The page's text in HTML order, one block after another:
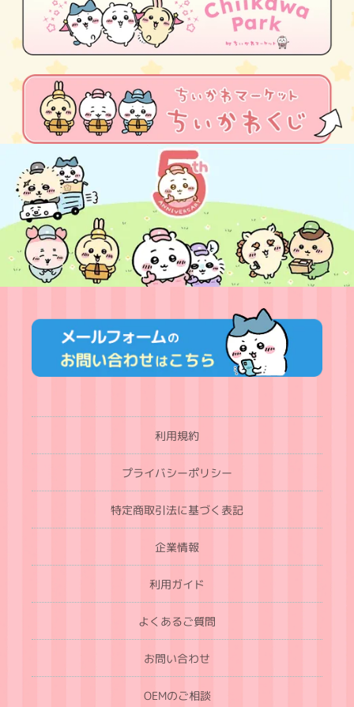
利用規約
プライバシーポリシー
特定商取引法に基づく表記
企業情報
利用ガイド
よくあるご質問
お問い合わせ
OEMのご相談